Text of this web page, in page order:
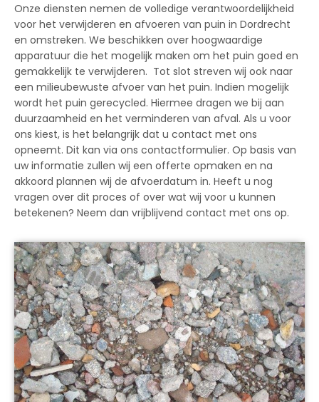
Onze diensten nemen de volledige verantwoordelijkheid
voor het verwijderen en afvoeren van puin in Dordrecht
en omstreken. We beschikken over hoogwaardige
apparatuur die het mogelijk maken om het puin goed en
gemakkelijk te verwijderen. Tot slot streven wij ook naar
een milieubewuste afvoer van het puin. Indien mogelijk
wordt het puin gerecycled. Hiermee dragen we bij aan
duurzaamheid en het verminderen van afval. Als u voor
ons kiest, is het belangrijk dat u contact met ons
opneemt. Dit kan via ons contactformulier. Op basis van
uw informatie zullen wij een offerte opmaken en na
akkoord plannen wij de afvoerdatum in. Heeft u nog
vragen over dit proces of over wat wij voor u kunnen
betekenen? Neem dan vrijblijvend contact met ons op.